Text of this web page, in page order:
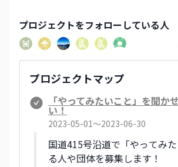
プロジェクトをフォローしている人
プロジェクトマップ
「やってみたいこと」を聞か
い！
2023-05-01〜2023-06-30
国道415号沿道で「やってみ
る人や団体を募集します！